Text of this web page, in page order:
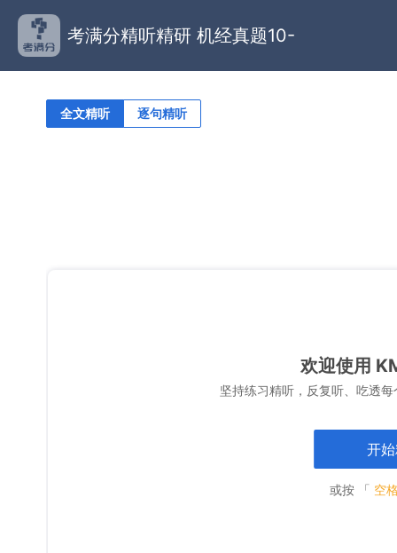
考满分精听精研 机经真题10-
全文精听 逐句精听
欢迎使用
坚持练习精听，反复听、吃透
开
或按 「 空